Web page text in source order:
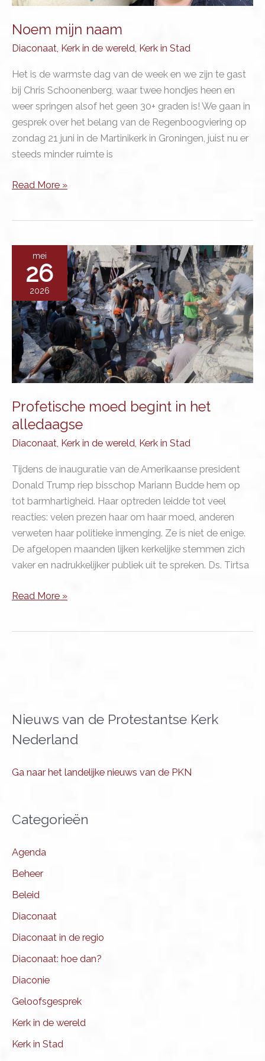
Noem mijn naam
Diaconaat Kerk in de wereld Kerk in Stad
Het is de warmste dag van de week en we zijn te gast
bij Chris Schoonenberg, waar twee hondjes heen en
weer springen alsof het geen 30+ graden is! We gaan in
gesprek over het belang van de Regenboogviering op
zondag 21 juni in de Martinikerk in Groningen, juist nu er
steeds minder ruimte is
Noem
Read More »
mei
26
2026
Profetische moed begint in het
alledaagse
Diaconaat Kerk in de wereld Kerk in Stad
Tijdens de inauguratie van de Amerikaanse president
Donald Trump riep bisschop Mariann Budde hem op
tot barmhartigheid. Haar optreden leidde tot veel
reacties: velen prezen haar om haar moed, anderen
verweten haar politieke inmenging. Ze is niet de enige.
De afgelopen maanden lijken kerkelijke stemmen zich
vaker en nadrukkelijker publiek uit te spreken. Ds. Tirtsa
Profetische
Read More »
Nieuws van de Protestantse Kerk
Nederland
Ga naar het landelijke nieuws van de PKN
Categorieën
Agenda
Beheer
Beleid
Diaconaat
Diaconaat in de regio
Diaconaat: hoe dan?
Diaconie
Geloofsgesprek
Kerk in de wereld
Kerk in Stad